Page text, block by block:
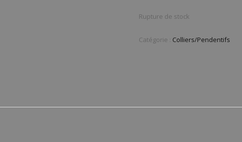
Rupture de stock
Catégorie : Colliers/Pendentifs